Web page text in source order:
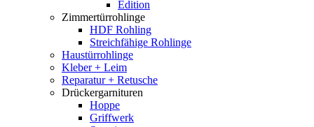
Edition
Zimmertürrohlinge
HDF Rohling
Streichfähige Rohlinge
Haustürrohlinge
Kleber + Leim
Reparatur + Retusche
Drückergarnituren
Hoppe
Griffwerk